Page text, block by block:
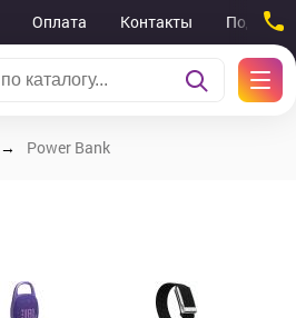
Оплата Контакты
Power Bank